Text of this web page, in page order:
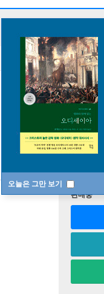
오늘은 그만 보기
판매중